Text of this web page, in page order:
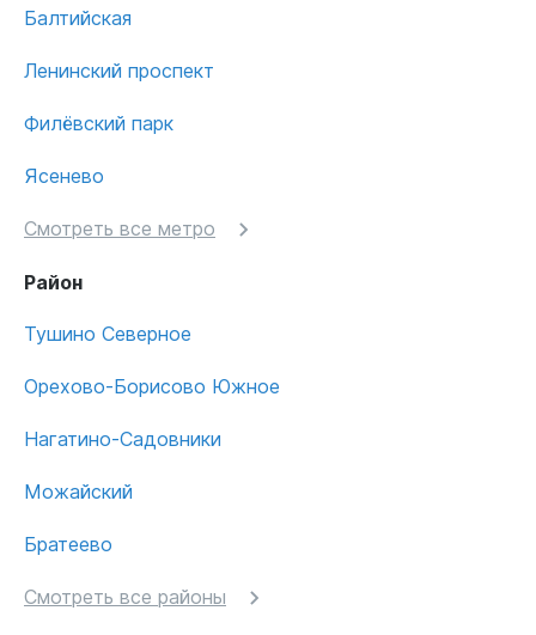
Балтийская
Ленинский проспект
Филёвский парк
Ясенево
Смотреть все метро
Район
Тушино Северное
Орехово-Борисово Южное
Нагатино-Садовники
Можайский
Братеево
Смотреть все районы